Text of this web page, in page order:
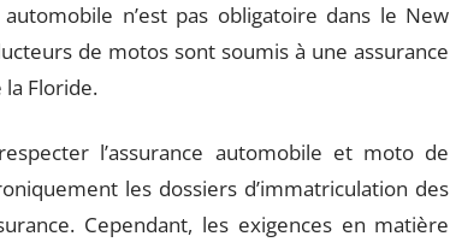
n’est pas obligatoire dans le New
de motos sont soumis à une assurance
la Floride.
l’assurance automobile et moto de
les dossiers d’immatriculation des
Cependant, les exigences en matière